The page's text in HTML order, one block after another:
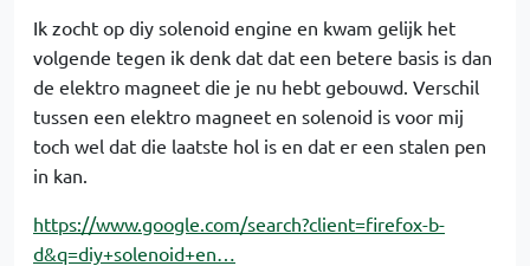
Ik zocht op diy solenoid engine en kwam gelijk het
volgende tegen ik denk dat dat een betere basis is dan
de elektro magneet die je nu hebt gebouwd. Verschil
tussen een elektro magneet en solenoid is voor mij
toch wel dat die laatste hol is en dat er een stalen pen
in kan.
https://www.google.com/search?client=firefox-b-
d&q=diy+solenoid+en…